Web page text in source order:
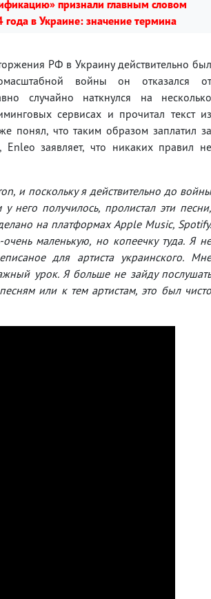
признали главным словом
года в Украине: значение термина
РФ в Украину действительно был
войны он отказался от
случайно наткнулся на несколько
сервисах и прочитал текст из
понял, что таким образом заплатил за
Enleo заявляет, что никаких правил не
и поскольку я действительно до войны
него получилось, пролистал эти песни,
на платформах Apple Music, Spotify.
маленькую, но копеечку туда. Я не
для артиста украинского. Мне
урок. Я больше не зайду послушать
или к тем артистам, это был чисто